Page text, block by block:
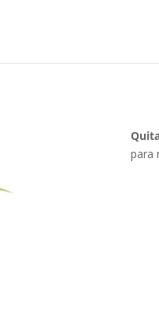
para